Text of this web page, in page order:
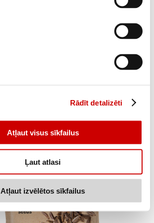
Rādīt detalizēti
Atļaut visus sīkfailus
Ļaut atlasi
Atļaut izvēlētos sīkfailus